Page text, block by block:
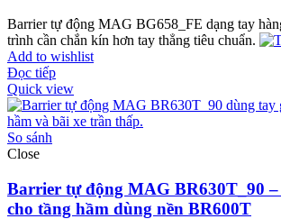
Barrier tự động MAG BG658_FE dạng tay
trình cần chắn kín hơn tay thẳng tiêu chuẩn.
Add to wishlist
Đọc tiếp
Quick view
So sánh
Close
Barrier tự động MAG BR630T_90 –
cho tầng hầm dùng nền BR600T